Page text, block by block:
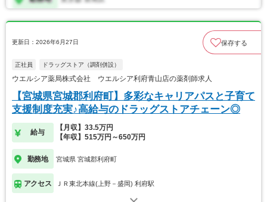
更新日：2026年6月27日 保存する
正社員 ドラッグストア（調剤併設）
ウエルシア薬局株式会社 ウエルシア利府青山店の薬剤師求人
【宮城県宮城郡利府町】多彩なキャリアパスと子育て
支援制度充実♪高給与のドラッグストアチェーン◎
給与
【月収】33.5万円
【年収】515万円～650万円
勤務地 宮城県 宮城郡利府町
アクセス ＪＲ東北本線(上野－盛岡) 利府駅